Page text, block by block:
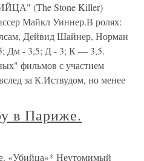
(The Stone Killer)
Майкл Уиннер.В ролях:
Дейвид Шайнер, Норман
Дм - 3,5; Д - 3; К — 3,5.
фильмов с участием
за К.Иствудом, но менее
в Париже.
«Убийца»* Неутомимый